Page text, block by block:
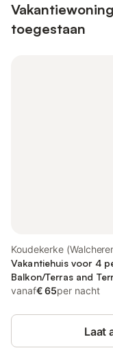
toegestaan
Koudekerke
Kust
Vakantiehuis voor 4
Balkon/Terras and
vanaf€ 65per nacht
Laat